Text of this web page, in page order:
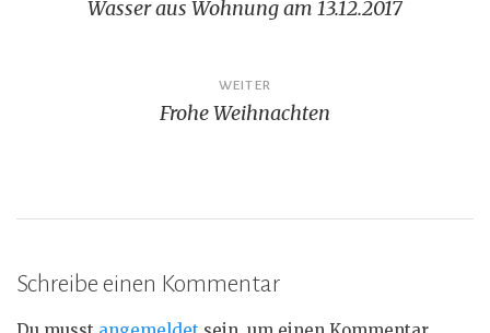
Wasser aus Wohnung am 13.12.2017
WEITER
Frohe Weihnachten
Schreibe einen Kommentar